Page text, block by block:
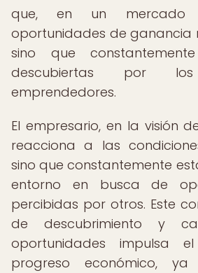
que, en un mercado
oportunidades de ganancia
sino que
descubiertas por los
emprendedores.
El empresario, en la visión
reacciona a las
sino que constantemente
entorno en busca de
percibidas por otros. Este
de descubrimiento y
oportunidades impulsa
progreso económico,